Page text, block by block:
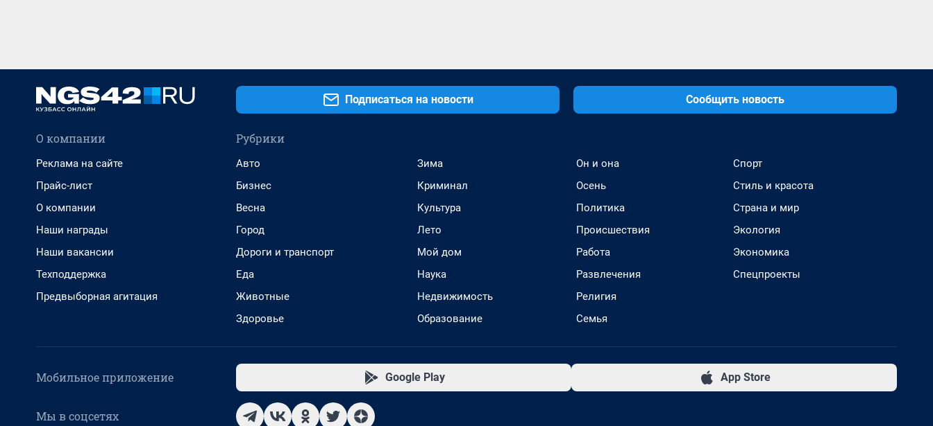
Подписаться на новости Сообщить новость
О компании
Реклама на сайте
Прайс-лист
О компании
Наши награды
Наши вакансии
Техподдержка
Предвыборная агитация
Рубрики
Авто
Бизнес
Весна
Город
Дороги и транспорт
Еда
Животные
Здоровье
Зима
Криминал
Культура
Лето
Мой дом
Наука
Недвижимость
Образование
Он и она
Осень
Политика
Происшествия
Работа
Развлечения
Религия
Семья
Спорт
Стиль и красота
Страна и мир
Экология
Экономика
Спецпроекты
Мобильное приложение Google Play App Store
Мы в соцсетях